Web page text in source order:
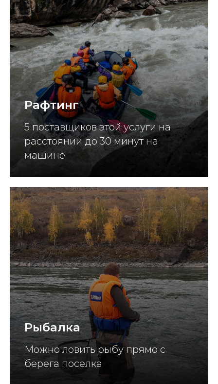
Рафтинг
5 поставщиков этой услуги на
расстоянии до 30 минут на
машине
Рыбалка
Можно ловить рыбу прямо с
берега поселка